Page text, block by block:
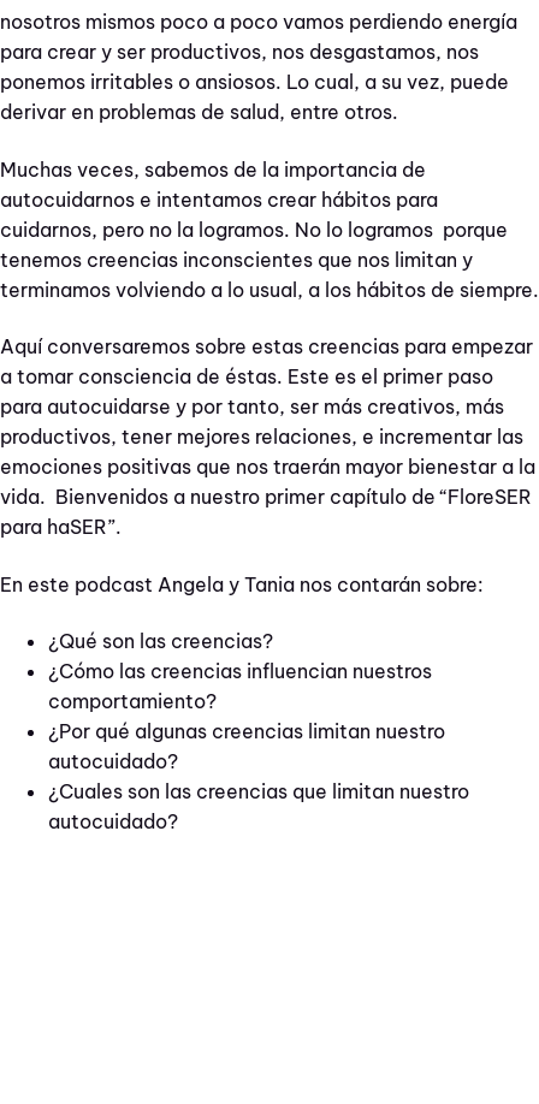
nosotros mismos poco a poco vamos perdiendo energía
para crear y ser productivos, nos desgastamos, nos
ponemos irritables o ansiosos. Lo cual, a su vez, puede
derivar en problemas de salud, entre otros.
Muchas veces, sabemos de la importancia de
autocuidarnos e intentamos crear hábitos para
cuidarnos, pero no la logramos. No lo logramos porque
tenemos creencias inconscientes que nos limitan y
terminamos volviendo a lo usual, a los hábitos de siempre.
Aquí conversaremos sobre estas creencias para empezar
a tomar consciencia de éstas. Este es el primer paso
para autocuidarse y por tanto, ser más creativos, más
productivos, tener mejores relaciones, e incrementar las
emociones positivas que nos traerán mayor bienestar a la
vida. Bienvenidos a nuestro primer capítulo de “FloreSER
para haSER”.
En este podcast Angela y Tania nos contarán sobre:
¿Qué son las creencias?
¿Cómo las creencias influencian nuestros
comportamiento?
¿Por qué algunas creencias limitan nuestro
autocuidado?
¿Cuales son las creencias que limitan nuestro
autocuidado?